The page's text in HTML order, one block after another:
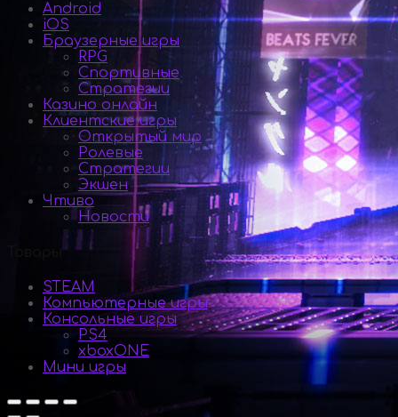
Android
iOS
Браузерные игры
RPG
Спортивные
Стратегии
Казино онлайн
Клиентские игры
Открытый мир
Ролевые
Стратегии
Экшен
Чтиво
Новости
STEAM
Компьютерные игры
Консольные игры
PS4
xboxONE
Мини игры